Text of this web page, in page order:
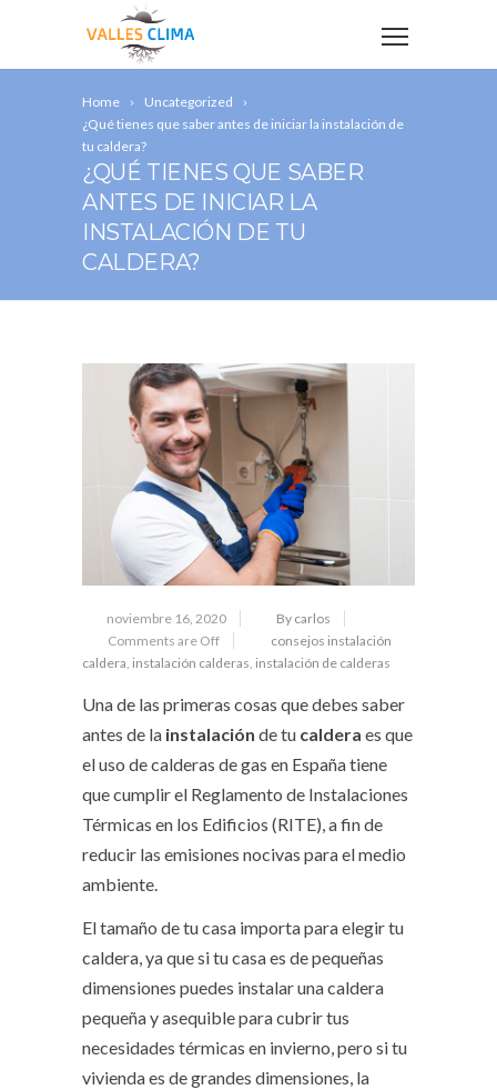
Home
Uncategorized
¿Qué tienes que saber antes de iniciar la instalación de
tu caldera?
¿QUÉ TIENES QUE SABER
ANTES DE INICIAR LA
INSTALACIÓN DE TU
CALDERA?
noviembre 16, 2020
By carlos
Comments are Off
consejos instalación
caldera, instalación calderas, instalación de calderas
Una de las primeras cosas que debes saber
antes de la instalación de tu caldera es que
el uso de calderas de gas en España tiene
que cumplir el Reglamento de Instalaciones
Térmicas en los Edificios (RITE), a fin de
reducir las emisiones nocivas para el medio
ambiente.
El tamaño de tu casa importa para elegir tu
caldera, ya que si tu casa es de pequeñas
dimensiones puedes instalar una caldera
pequeña y asequible para cubrir tus
necesidades térmicas en invierno, pero si tu
vivienda es de grandes dimensiones, la